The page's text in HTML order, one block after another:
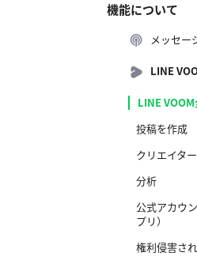
機能について
メッセー
LINE
LINE
投稿を作成
クリエイタ
分析
公式アカウ
プリ）
権利侵害さ